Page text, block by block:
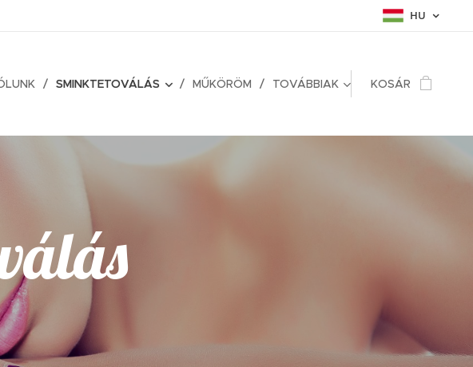
HU
SMINKTETOVÁLÁS MŰKÖRÖM TOVÁBBIAK KOSÁR